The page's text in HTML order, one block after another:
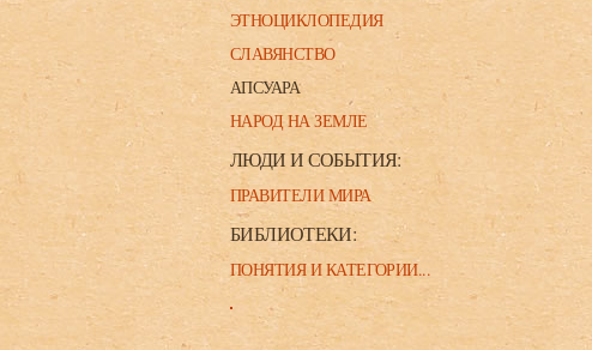
ЭТНОЦИКЛОПЕДИЯ
СЛАВЯНСТВО
АПСУАРА
НАРОД НА ЗЕМЛЕ
ЛЮДИ И СОБЫТИЯ:
ПРАВИТЕЛИ МИРА
БИБЛИОТЕКИ:
ПОНЯТИЯ И КАТЕГОРИИ...